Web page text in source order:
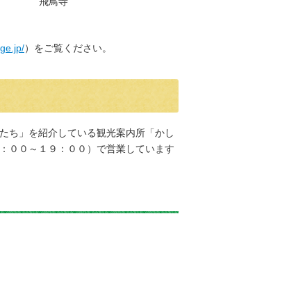
）をご覧ください。
ち」を紹介している観光案内所「かし
００～１９：００）で営業しています